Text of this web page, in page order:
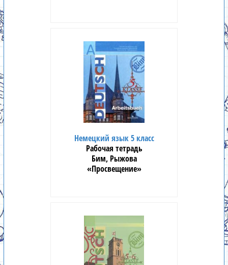
Немецкий язык 5 класс
Рабочая тетрадь
Бим, Рыжова
«Просвещение»